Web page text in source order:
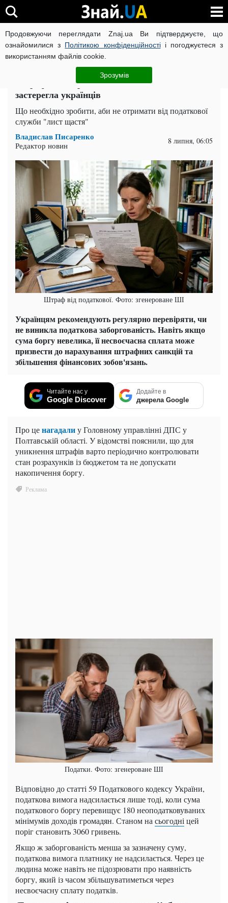
Продовжуючи переглядати Znaj.ua Ви підтверджуєте, що
ознайомилися з Політикою конфіденційностіі погоджуєтеся з
використанням файлів cookie.
Зрозумів
ВІЙНА РОСІЇ ПРОТИ УКРАЇНИ КОРОНАВІРУС В УКРАЇНІ
ЧИТАТЬ НА РУССКОМ
Штраф може прилетіти несподівано: податкова
застерегла українців
Що необхідно зробити, аби не отримати від податкової
служби "лист щастя"
Владислав Писаренко
Редактор новин 8 липня, 06:05
Штраф від податкової. Фото: згенероване ШІ
Українцям рекомендують регулярно перевіряти, чи
не виникла податкова заборгованість. Навіть якщо
сума боргу невелика, її несвоєчасна сплата може
призвести до нарахування штрафних санкцій та
збільшення фінансових зобов'язань.
Читайте нас у
Google Discover
Додайте в
джерела Google
Про ценагадалиу Головному управлінні ДПС у
Полтавській області. У відомстві пояснили, що для
уникнення штрафів варто періодично контролювати
стан розрахунків із бюджетом та не допускати
накопичення боргу.
Податки. Фото: згенероване ШІ
Відповідно до статті 59 Податкового кодексу України,
податкова вимога надсилається лише тоді, коли сума
податкового боргу перевищує 180 неоподатковуваних
мінімумів доходів громадян. Станом на сьогодні цей
поріг становить 3060 гривень.
Якщо ж заборгованість менша за зазначену суму,
податкова вимога платнику не надсилається. Через це
людина може навіть не підозрювати про наявність
боргу, який із часом збільшуватиметься через
несвоєчасну сплату податків.